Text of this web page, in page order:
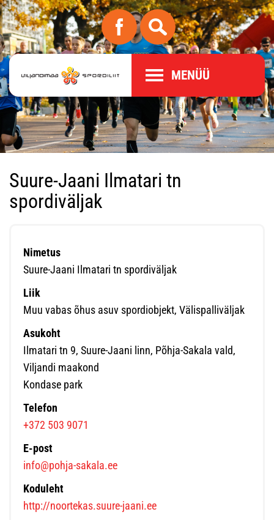
MENÜÜ
Suure-Jaani Ilmatari tn
spordiväljak
Nimetus
Suure-Jaani Ilmatari tn spordiväljak
Liik
Muu vabas õhus asuv spordiobjekt, Välispalliväljak
Asukoht
Ilmatari tn 9, Suure-Jaani linn, Põhja-Sakala vald,
Viljandi maakond
Kondase park
Telefon
+372 503 9071
E-post
info@pohja-sakala.ee
Koduleht
http://noortekas.suure-jaani.ee